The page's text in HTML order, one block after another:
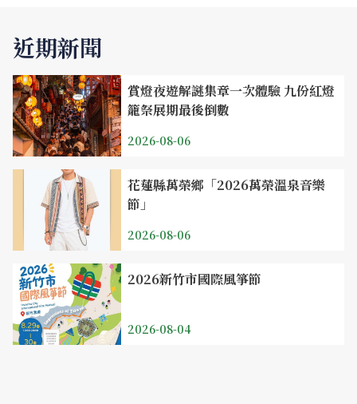
近期新聞
賞燈夜遊解謎集章一次體驗 九份紅燈
籠祭展期最後倒數
2026-08-06
花蓮縣萬榮鄉「2026萬榮溫泉音樂
節」
2026-08-06
2026新竹市國際風箏節
2026-08-04